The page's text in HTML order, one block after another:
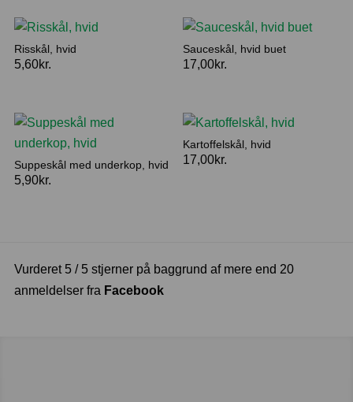
Risskål, hvid
5,60kr.
Sauceskål, hvid buet
17,00kr.
Suppeskål med underkop, hvid
5,90kr.
Kartoffelskål, hvid
17,00kr.
Vurderet 5 / 5 stjerner på baggrund af mere end 20
anmeldelser fra Facebook